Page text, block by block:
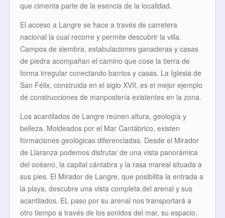
que cimenta parte de la esencia de la localidad.
El acceso a Langre se hace a través de carretera
nacional la cual recorre y permite descubrir la villa.
Campos de siembra, estabulaciones ganaderas y casas
de piedra acompañan el camino que cose la tierra de
forma irregular conectando barrios y casas. La Iglesia de
San Félix, construida en el siglo XVII, es el mejor ejemplo
de construcciones de manpostería existentes en la zona.
Los acantilados de Langre reúnen altura, geología y
belleza. Moldeados por el Mar Cantábrico, existen
formaciones geológicas diferenciadas. Desde el Mirador
de Llaranza podemos disfrutar de una vista panorámica
del océano, la capital cántabra y la rasa mareal situada a
sus pies. El Mirador de Langre, que posibilita la entrada a
la playa, descubre una vista completa del arenal y sus
acantilados. EL paso por su arenal nos transportará a
otro tiempo a través de los sonidos del mar, su espacio,